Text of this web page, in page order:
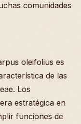
comunidades
oleifolius es
de las
Los
estratégica en
funciones de